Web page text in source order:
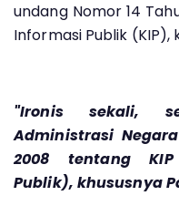
undang Nomor 14
Informasi Publik (KIP),
"Ironis sekali,
Administrasi
2008 tentang
Publik), khususnya